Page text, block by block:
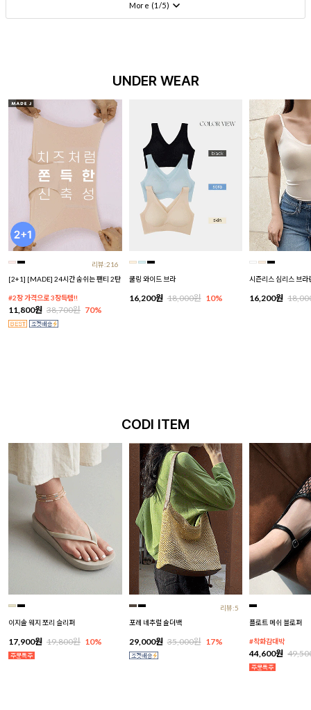
More (1 /5)
UNDER WEAR
리뷰:216
[2+1] [MADE] 24시간 숨쉬는 팬티 2탄
#2장 가격으로 3장득템!!
11,800원 38,700원 70%
쿨링 와이드 브라
16,200원 18,000원 10%
시즌리스 심리스 브라
16,200원
CODI ITEM
이지솔 웨지 쪼리 슬리퍼
17,900원 19,800원 10%
리뷰:5
포레 네추럴 숄더백
29,000원 35,000원 17%
플로트 메쉬 블로퍼
#착화감대박
44,600원